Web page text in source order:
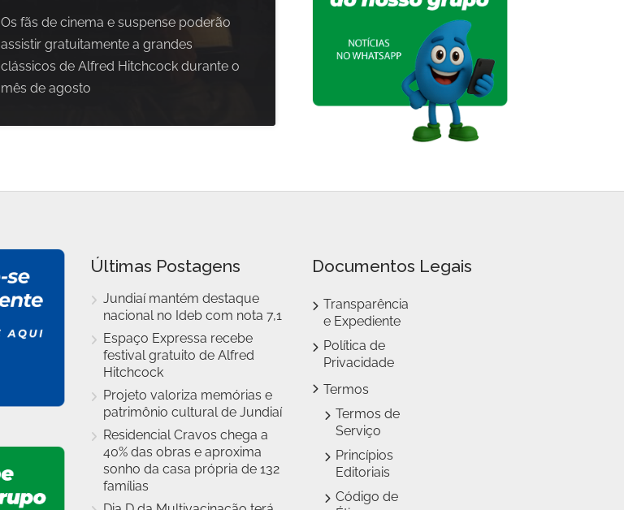
Os fãs de cinema e suspense poderão
assistir gratuitamente a grandes
clássicos de Alfred Hitchcock durante o
mês de agosto
Últimas Postagens
Jundiaí mantém destaque
nacional no Ideb com nota 7,1
Espaço Expressa recebe
festival gratuito de Alfred
Hitchcock
Projeto valoriza memórias e
patrimônio cultural de Jundiaí
Residencial Cravos chega a
40% das obras e aproxima
sonho da casa própria de 132
famílias
Documentos Legais
Transparência
e Expediente
Política de
Privacidade
Termos
Termos de
Serviço
Princípios
Editoriais
Código de